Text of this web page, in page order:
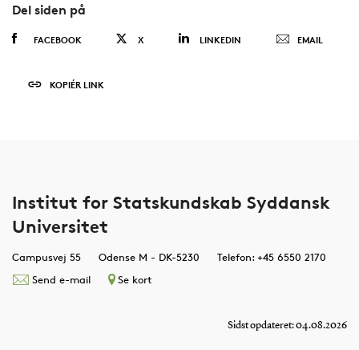
Del siden på
FACEBOOK X LINKEDIN EMAIL
KOPIÉR LINK
Institut for Statskundskab Syddansk
Universitet
Campusvej 55 Odense M - DK-5230
Telefon: +45 6550 2170
Send e-mail
Se kort
Sidst opdateret: 04.08.2026